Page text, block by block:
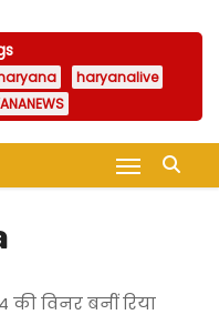
haryanalive
की विनर बनीं रिया